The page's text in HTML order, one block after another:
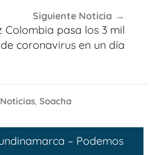
Siguiente Noticia
Colombia pasa los 3 mil
coronavirus en un día
, Soacha
– Podemos